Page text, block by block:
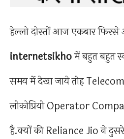
हेल्लो दोस्तों आज एकबार
internetsikhoमें बहुत बहुत
समय में देखा जाये तोह
लोकोप्रियो Operator
है.क्यों की Reliance Jio ने